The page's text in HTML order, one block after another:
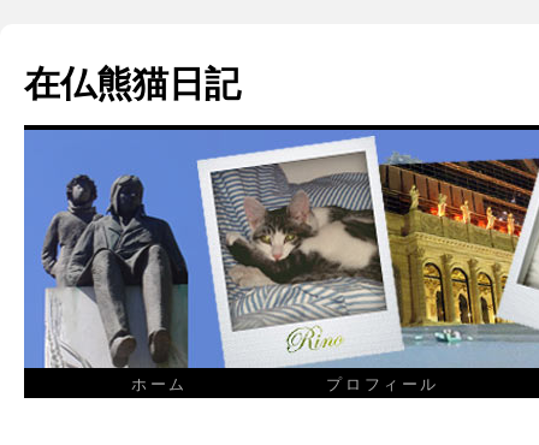
在仏熊猫日記
ホーム プロフィール